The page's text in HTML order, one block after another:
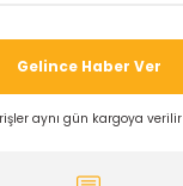
Gelince Haber Ver
aynı gün kargoya verilir